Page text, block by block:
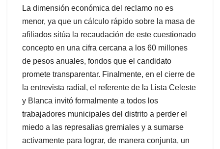
La dimensión económica del reclamo no es
menor, ya que un cálculo rápido sobre la masa de
afiliados sitúa la recaudación de este cuestionado
concepto en una cifra cercana a los 60 millones
de pesos anuales, fondos que el candidato
promete transparentar. Finalmente, en el cierre de
la entrevista radial, el referente de la Lista Celeste
y Blanca invitó formalmente a todos los
trabajadores municipales del distrito a perder el
miedo a las represalias gremiales y a sumarse
activamente para lograr, de manera conjunta, un